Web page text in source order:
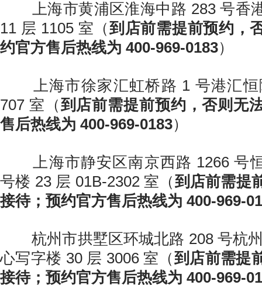
上海市黄浦区淮海中路 283 号香
11 层 1105 室（到店前需提前预约，
约官方售后热线为 400-969-0183）
上海市徐家汇虹桥路 1 号港汇恒
707 室（到店前需提前预约，否则无
售后热线为 400-969-0183）
上海市静安区南京西路 1266 号
号楼 23 层 01B-2302 室（到店前需提
接待；预约官方售后热线为 400-969-
杭州市拱墅区环城北路 208 号杭州
心写字楼 30 层 3006 室（到店前需提
接待；预约官方售后热线为 400-969-